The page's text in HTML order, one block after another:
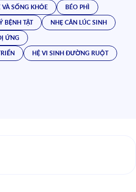
SỐNG KHỎE
BÉO PHÌ
BỆNH TẬT
NHẸ CÂN LÚC SINH
ỨNG
HỆ VI SINH ĐƯỜNG RUỘT